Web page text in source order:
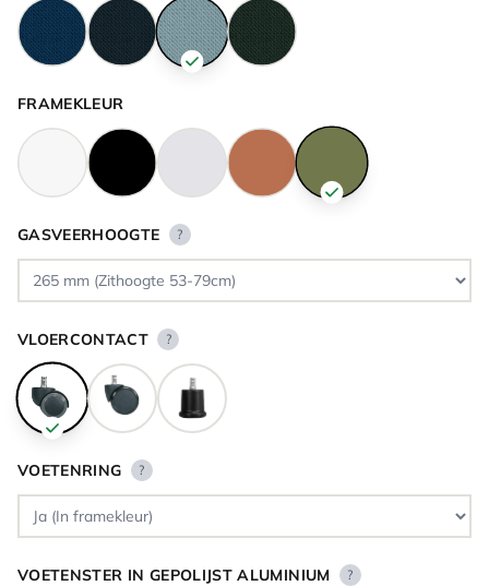
FRAMEKLEUR
GASVEERHOOGTE ?
VLOERCONTACT ?
VOETENRING ?
VOETENSTER IN GEPOLIJST ALUMINIUM ?